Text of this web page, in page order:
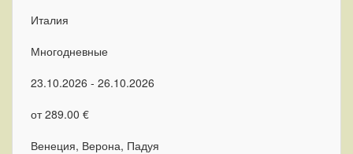
Италия
Многодневные
23.10.2026 - 26.10.2026
от 289.00 €
Венеция, Верона, Падуя